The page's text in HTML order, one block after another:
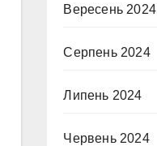
Вересень 2024
Серпень 2024
Липень 2024
Червень 2024